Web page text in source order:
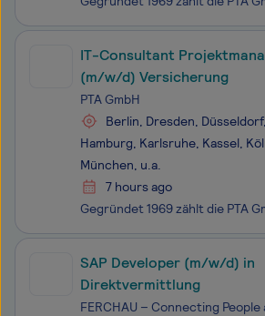
IT-Consultant
(m/w/d) Versicherung
PTA GmbH
Berlin, Dresden,
Hamburg, Karlsruhe, Kassel,
München, u.a.
7 hours ago
SAP Developer (m/w/d) in
Direktvermittlung
FERCHAU – Connecting